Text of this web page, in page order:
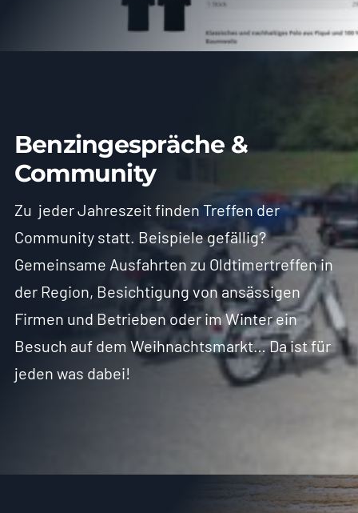
Benzingespräche &
Community
Zu jeder Jahreszeit finden Treffen der
Community statt. Beispiele gefällig?
Gemeinsame Ausfahrten zu Oldtimertreffen in
der Region, Besichtigung von ansässigen
Firmen und Betrieben oder im Winter ein
Besuch auf dem Weihnachtsmarkt… Da ist für
jeden was dabei!